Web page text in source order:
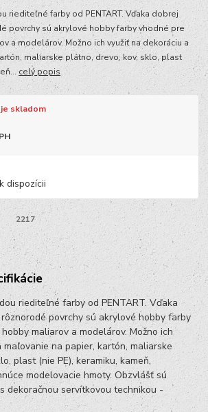
riediteľné farby od PENTART. Vďaka dobrej
povrchy sú akrylové hobby farby vhodné pre
a modelárov. Možno ich využiť na dekoráciu a
maliarske plátno, drevo, kov, sklo, plast
celý popis
je skladom
dispozícii
2217
riediteľné farby od PENTART. Vďaka
povrchy sú akrylové hobby farby
maliarov a modelárov. Možno ich
na papier, kartón, maliarske
plast (nie PE), keramiku, kameň,
modelovacie hmoty. Obzvlášť sú
dekoračnou servítkovou technikou -